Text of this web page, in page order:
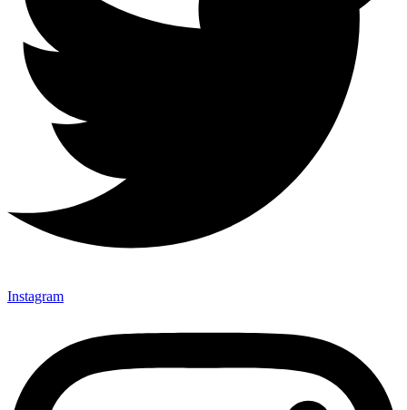
Instagram